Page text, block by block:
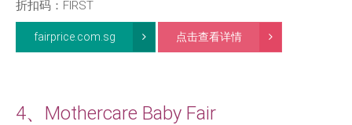
折扣码：FIRST
fairprice.com.sg 点击查看详情
4、Mothercare Baby Fair